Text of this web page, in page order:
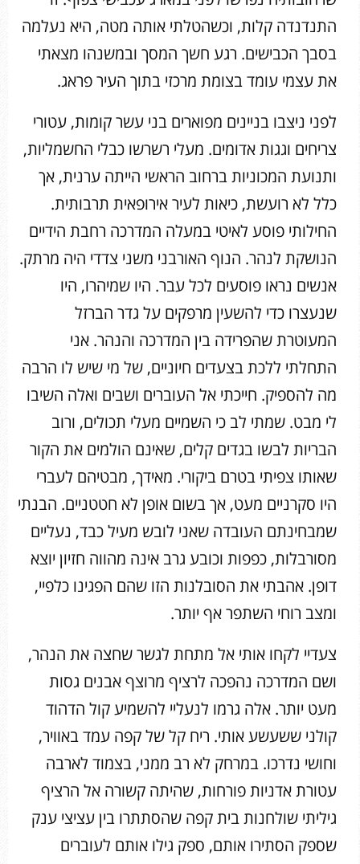
התנדנדה קלות, וכשהטלתי אותה מטה, היא נעלמה
בסבך הכבישים. רגע חשך המסך ובמשנהו מצאתי
את עצמי עומד בצומת מרכזי בתוך העיר פראג.
לפני ניצבו בניינים מפוארים בני עשר קומות, עטורי
צריחים וגגות אדומים. מעלי רשרשו כבלי החשמליות,
ותנועת המכוניות ברחוב הראשי הייתה ערנית, אך
כלל לא רועשת, כיאות לעיר אירופאית תרבותית.
החילותי פוסע לאיטי במעלה המדרכה רחבת הידיים
הנושקת לנהר. הנוף האורבני משני צדדי היה מרתק.
אנשים נראו פוסעים לכל עבר. היו שמיהרו, היו
שנעצרו כדי להשעין מרפקים על גדר הברזל
המעוטרת שהפרידה בין המדרכה והנהר. אני
התחלתי ללכת בצעדים חיוניים, של מי שיש לו הרבה
מה להספיק. חייכתי אל העוברים ושבים ואלה השיבו
לי מבט. שמתי לב כי השמיים מעלי תכולים, ורוב
הבריות לבשו בגדים קלים, שאינם הולמים את הקור
שאותו צפיתי בטרם ביקורי. מאידך, מבטיהם לעברי
היו סקרניים מעט, אך בשום אופן לא חטטניים. הבנתי
שמבחינתם העובדה שאני לובש מעיל כבד, נעליים
מסורבלות, כפפות וכובע גרב אינה מהווה חזיון יוצא
דופן. אהבתי את הסובלנות הזו שהם הפגינו כלפיי,
ומצב רוחי השתפר אף יותר.
צעדיי לקחו אותי אל מתחת לגשר שחצה את הנהר,
ושם המדרכה נהפכה לרציף מרוצף אבנים גסות
מעט יותר. אלה גרמו לנעליי להשמיע קול הדהוד
קולני ששעשע אותי. ריח קל של קפה עמד באוויר,
וחושי נדרכו. במרחק לא רב ממני, בצמוד לארבה
עטורת אדניות פורחות, שהיתה קשורה אל הרציף
גיליתי שולחנות בית קפה שהסתתרו בין עציצי ענק
שספק הסתירו אותם, ספק גילו אותם לעוברים